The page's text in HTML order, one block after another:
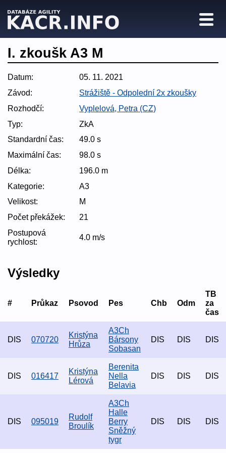
I. zkoušk A3 M
Datum:
05. 11. 2021
Závod:
Strážiště - Odpolední 2x zkoušky
Rozhodčí:
Vyplelová, Petra (CZ)
Typ:
ZkA
Standardní čas:
49.0 s
Maximální čas:
98.0 s
Délka:
196.0 m
Kategorie:
A3
Velikost:
M
Počet překážek:
21
Postupová
rychlost:
4.0 m/s
Výsledky
# Průkaz Psovod Pes Chb Odm
TB
za
čas
DIS 070720
Kristýna
Hrůza
A3Ch
Bársony
Sobasan
DIS DIS DIS
DIS 016417
Kristýna
Lérová
Berenita
Nella
Belavia
DIS DIS DIS
DIS 095019
Rudolf
Broulík
A3Ch
Halle
Berry
Sněžný
tygr
DIS DIS DIS